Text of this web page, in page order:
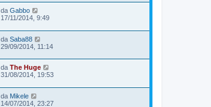
da Gabbo
17/11/2014, 9:49
da Saba88
29/09/2014, 11:14
da The Huge
31/08/2014, 19:53
da Mikele
14/07/2014, 23:27